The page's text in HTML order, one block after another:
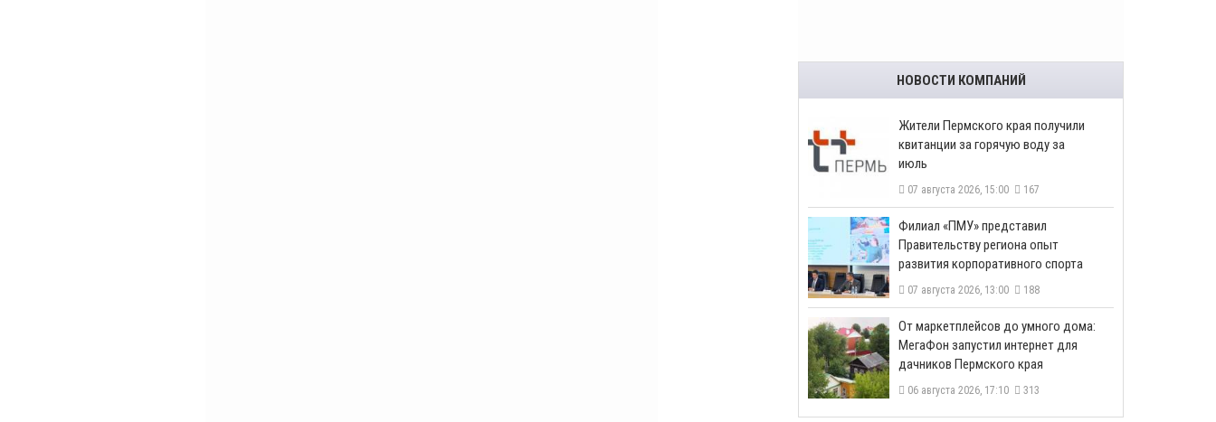
НОВОСТИ КОМПАНИЙ
​Жители Пермского края получили
квитанции за горячую воду за
июль
07 августа 2026, 15:00 167
​Филиал «ПМУ» представил
Правительству региона опыт
развития корпоративного спорта
07 августа 2026, 13:00 188
От маркетплейсов до умного дома:
МегаФон запустил интернет для
дачников Пермского края
06 августа 2026, 17:10 313